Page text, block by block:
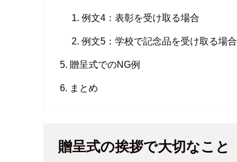
例文4：表彰を受け取る場合
例文5：学校で記念品を受け取る場合
贈呈式でのNG例
まとめ
贈呈式の挨拶で大切なこと